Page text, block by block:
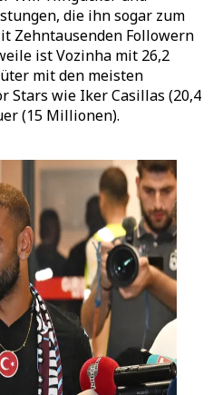
die ihn sogar zum
Zehntausenden Followern
ist Vozinha mit 26,2
mit den meisten
Stars wie Iker Casillas (20,4
(15 Millionen).